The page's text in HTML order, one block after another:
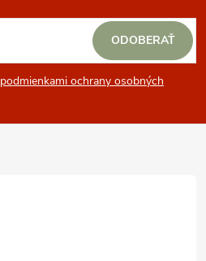
podmienkami ochrany osobných
ODOBERAŤ